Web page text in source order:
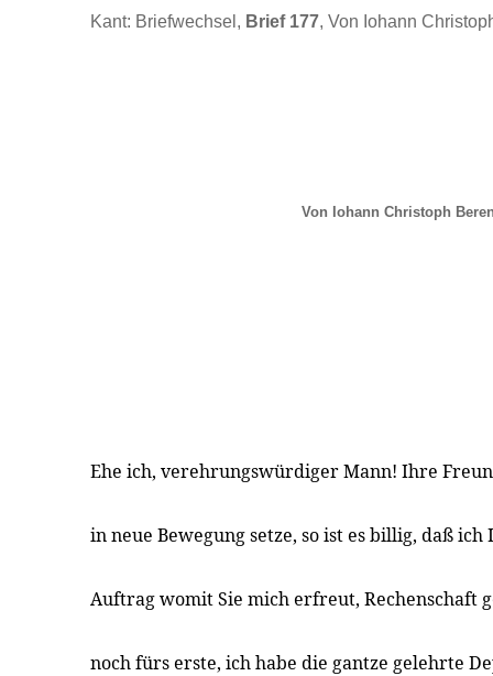
Kant: Briefwechsel, Brief 177, Von Iohann
Von Iohann Christoph
Ehe ich, verehrungswürdiger Mann! Ihre
in neue Bewegung setze, so ist es billig, daß ich
Auftrag womit Sie mich erfreut, Rechenschaft
noch fürs erste, ich habe die gantze gelehrte